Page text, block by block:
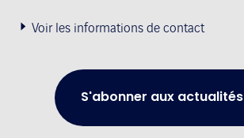
Voir les informations de contact
S'abonner aux actualités